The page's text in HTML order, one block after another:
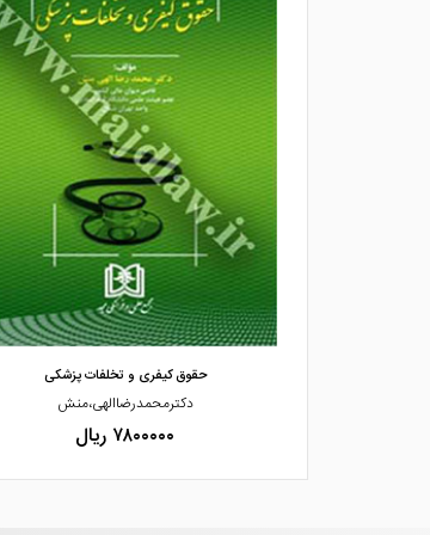
مشاهده و خرید
حقوق کیفری و تخلفات پزشکی
دکترمحمدرضاالهی،منش
۷۸۰۰۰۰۰ ریال